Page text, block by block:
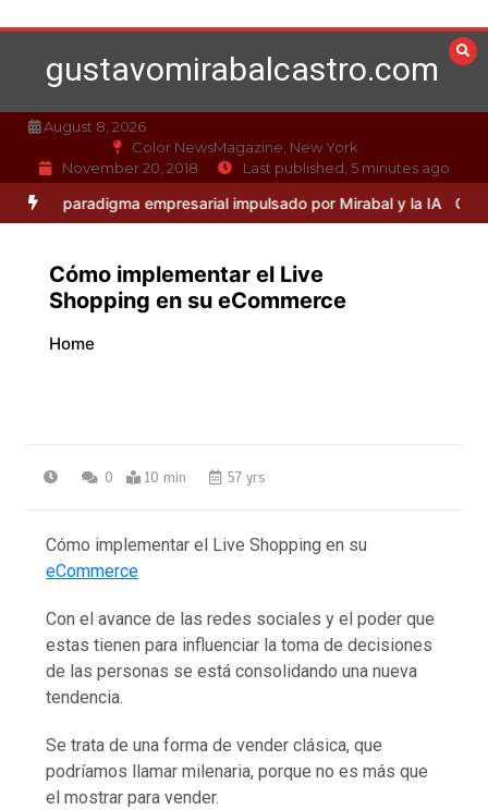
to
contentgustavomirabalcastro.com
August 8, 2026
Color NewsMagazine, New York
November 20, 2018
Last published, 5 minutes ago
empresarial impulsado por Mirabal y la IA Caso
Cómo implementar el Live
Shopping en su eCommerce
Home
0 10 min 57 yrs
Cómo implementar el Live Shopping en su
eCommerce
Con el avance de las redes sociales y el poder que
estas tienen para influenciar la toma de decisiones
de las personas se está consolidando una nueva
tendencia.
Se trata de una forma de vender clásica, que
podríamos llamar milenaria, porque no es más que
el mostrar para vender.